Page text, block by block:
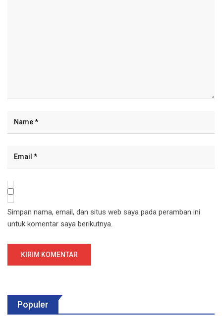
Simpan nama, email, dan situs web saya pada peramban ini
untuk komentar saya berikutnya.
Populer